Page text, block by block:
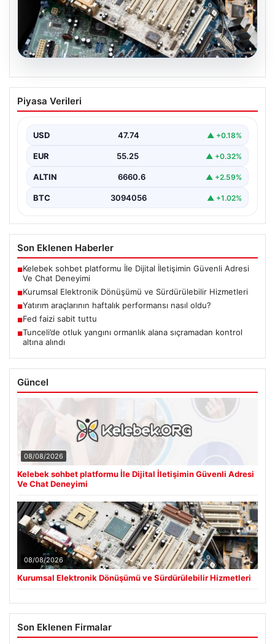
08.08.2026
Kurumsal Elektronik Dönüşümü ve
Sürdürülebilir Hizmetleri
şirketler altyapı parklarını sürekli aralıklarla
yenilemektedir. Söz konusu yenileme süreçlerinde…
Piyasa Verileri
USD 47.74 ▲ +0.18%
EUR 55.25 ▲ +0.32%
ALTIN 6660.6 ▲ +2.59%
BTC 3094056 ▲ +1.02%
Son Eklenen Haberler
■Kelebek sohbet platformu İle Dijital İletişimin Güvenli Adresi
Ve Chat Deneyimi
■Kurumsal Elektronik Dönüşümü ve Sürdürülebilir Hizmetleri
■Yatırım araçlarının haftalık performansı nasıl oldu?
■Fed faizi sabit tuttu
■Tunceli’de otluk yangını ormanlık alana sıçramadan kontrol
altına alındı
Güncel
08/08/2026
Kelebek sohbet platformu İle Dijital İletişimin Güvenli Adresi
Ve Chat Deneyimi
08/08/2026
Kurumsal Elektronik Dönüşümü ve Sürdürülebilir Hizmetleri
Son Eklenen Firmalar